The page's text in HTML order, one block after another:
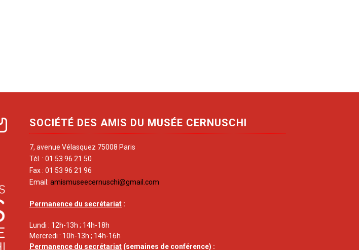
SOCIÉTÉ DES AMIS DU MUSÉE CERNUSCHI
7, avenue Vélasquez 75008 Paris
Tél. : 01 53 96 21 50
Fax : 01 53 96 21 96
Email: amismuseecernuschi@gmail.com
Permanence du secrétariat :
Lundi : 12h-13h ; 14h-18h
Mercredi : 10h-13h ; 14h-16h
Permanence du secrétariat (semaines de conférence) :